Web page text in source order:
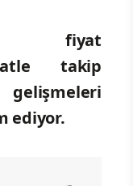
fiyat
takip
ediyor.